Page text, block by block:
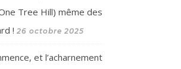
Tree Hill) même des
! 26 octobre 2025
et l’acharnement